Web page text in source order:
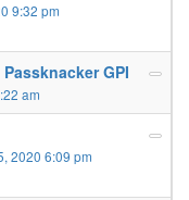
9:32 pm
GPI
am
2020 6:09 pm